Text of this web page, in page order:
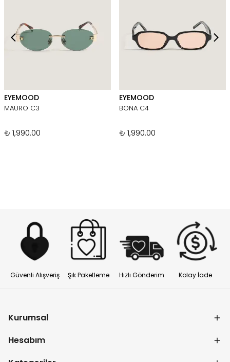
EYEMOOD
MAURO C3
₺ 1,990.00
EYEMOOD
BONA C4
₺ 1,990.00
Güvenli Alışveriş Şık Paketleme Hızlı Gönderim Kolay İade
Kurumsal
Hesabım